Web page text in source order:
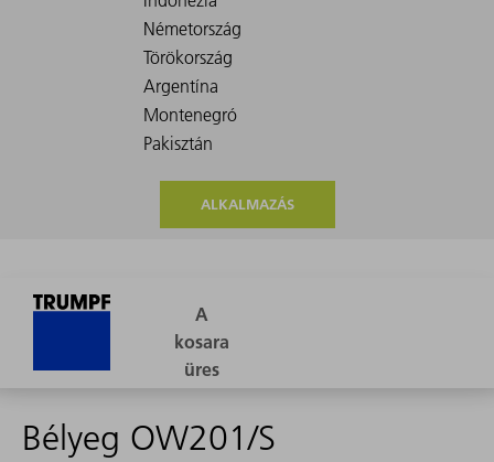
ALKALMAZÁS
Bélyeg OW201/S